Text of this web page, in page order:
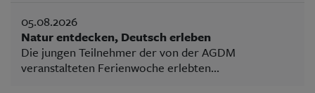
05.08.2026
Natur entdecken, Deutsch erleben
Die jungen Teilnehmer der von der AGDM
veranstalteten Ferienwoche erlebten...